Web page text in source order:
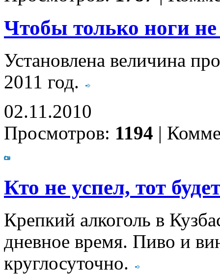
Чтобы только ноги
Установлена величина
2011 год.
02.11.2010
Просмотров: 1194 |
Кто не успел, тот
Крепкий алкоголь в
дневное время. Пиво и
круглосуточно.